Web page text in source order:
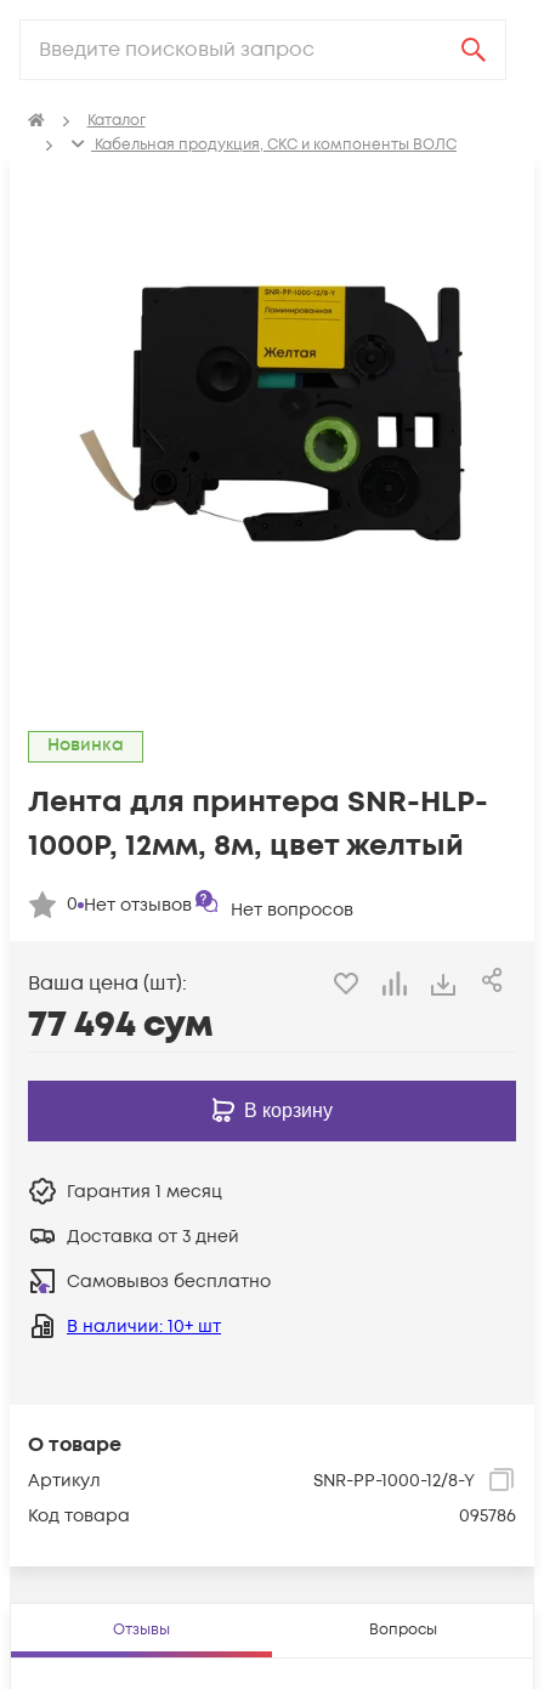
Каталог
Кабельная продукция, СКС и компоненты ВОЛС
О товаре
Артикул
SNR-PP-1000-12/8-Y
Код товара
095786
Новинка
Лента для принтера SNR-HLP-
1000P, 12мм, 8м, цвет желтый
0 Нет отзывов Нет вопросов
Ваша цена (шт):
77 494сум
В корзину
Гарантия 1 месяц
Доставка от 3 дней
Самовывоз бесплатно
В наличии: 10+ шт
Отзывы Вопросы